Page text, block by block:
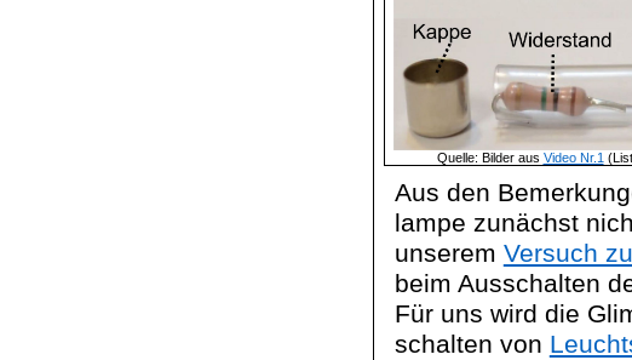
Quelle: Bilder aus Video Nr.1
Aus den
lampe zunächst
unserem Versuch
beim Ausschalten
Für uns wird die
schalten von